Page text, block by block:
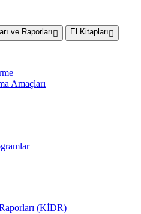
ve Raporları
El Kitapları
Amaçları
(KİDR)